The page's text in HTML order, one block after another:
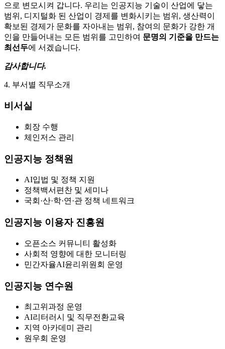
으로 변모시켜 갑니다. 우리는 인공지능 기술이 산업에 닿는
범위, 디지털화 된 산업이 경제를 변화시키는 범위, 생산력이
확보된 경제가 문화를 자아내는 범위, 참여의 문화가 강한 개
인을 만들어내는 모든 범위를 고민하여 문명의 기준을 만드는
최선두에 서겠습니다.
감사합니다.
4. 부서별 직무소개
비서실
회장 수행
체인저스 관리
인공지능 정책원
AI입법 및 정책 지원
정책백서편찬 및 세미나
국회·산·학·연·관 정책 네트워크
인공지능 이용자 진흥원
오픈소스 커뮤니티 활성화
사회적 영향에 대한 모니터링
민간자율AI윤리위원회 운영
인공지능 연수원
최고위과정 운영
AI리터러시 및 직무전환교육
지역 아카데미 관리
원우회 운영